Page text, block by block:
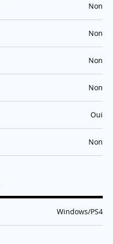
:Non
:Non
:Non
:Non
:Oui
:Non
:Windows/PS4